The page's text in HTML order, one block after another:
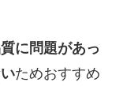
に問題があっ
ためおすすめ